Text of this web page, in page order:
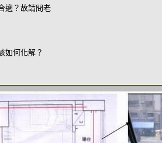
適？故請問老
如何化解？